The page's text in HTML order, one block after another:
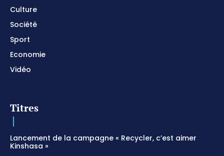
Culture
Société
Sport
Economie
Vidéo
Titres
Lancement de la campagne « Recycler, c’est aimer
Kinshasa »